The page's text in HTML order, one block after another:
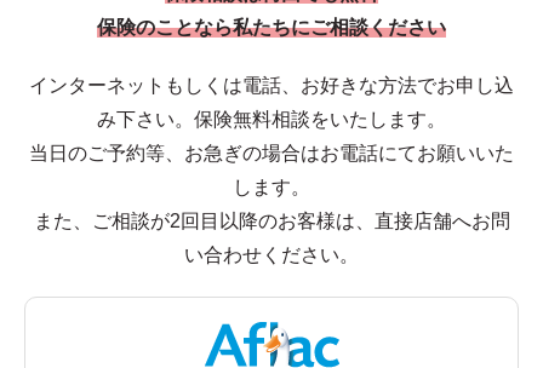
保険のことなら私たちにご相談ください
インターネットもしくは電話、お好きな方法でお申し込
み下さい。保険無料相談をいたします。
当日のご予約等、お急ぎの場合はお電話にてお願いいた
します。
また、ご相談が2回目以降のお客様は、直接店舗へお問
い合わせください。